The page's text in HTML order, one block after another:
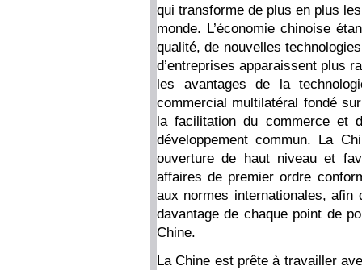
qui transforme de plus en plus
monde. L’économie chinoise
qualité, de nouvelles
d’entreprises apparaissent plus
les avantages de la
commercial multilatéral fondé
la facilitation du commerce et
développement commun. La
ouverture de haut niveau et
affaires de premier ordre
aux normes internationales, afin
davantage de chaque point de
Chine.
La Chine est prête à travailler